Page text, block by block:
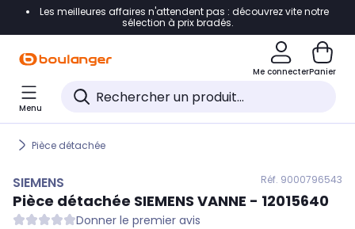
Accéder directement à la navigation
Accéder directement au pied de page
Accéder directement au chatbot
Les meilleures affaires n'attendent pas : découvrez vite notre
sélection à prix bradés.
Me connecterPanier
Menu
Pièce détachée
SIEMENS Réf. 9000796543
Pièce détachée SIEMENS VANNE - 12015640
Donner le premier avis